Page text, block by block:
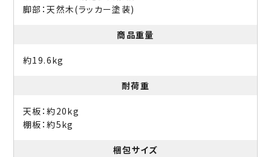
脚部：天然木(ラッカー塗装)
商品重量
約19.6kg
耐荷重
天板：約20kg
棚板：約5kg
梱包サイズ